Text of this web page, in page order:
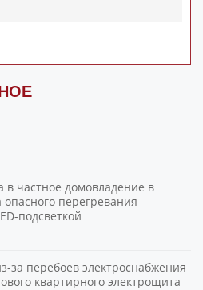
в частное домовладение в
перегревания
подсветкой
за перебоев электроснабжения
квартирного электрощита